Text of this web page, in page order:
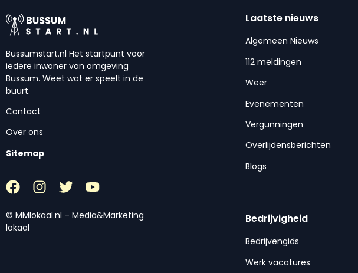
Bussumstart.nl Het startpunt voor
iedere inwoner van omgeving
Bussum. Weet wat er speelt in de
buurt.
Contact
Over ons
Sitemap
© MMlokaal.nl – Media&Marketing
lokaal
Laatste nieuws
Algemeen Nieuws
112 meldingen
Weer
Evenementen
Vergunningen
Overlijdensberichten
Blogs
Bedrijvigheid
Bedrijvengids
Werk vacatures